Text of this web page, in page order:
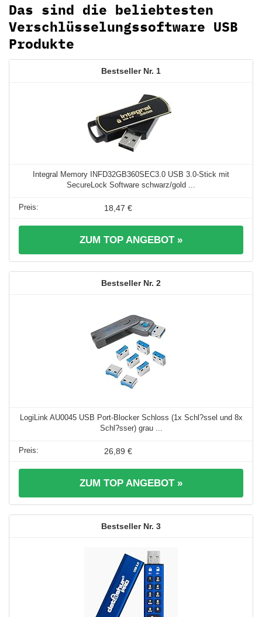
Das sind die beliebtesten
Verschlüsselungssoftware USB
Produkte
1
Integral Memory INFD32GB360SEC3.0 USB 3.0-Stick mit
SecureLock Software schwarz/gold ...
18,47 €
ZUM TOP ANGEBOT »
2
LogiLink AU0045 USB Port-Blocker Schloss (1x Schl?ssel und 8x
Schl?sser) grau ...
26,89 €
ZUM TOP ANGEBOT »
3